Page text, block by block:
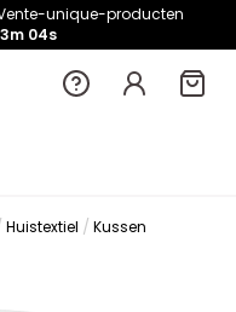
unique-producten
04s
Huistextiel Kussen